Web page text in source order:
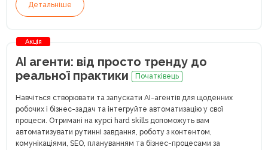
Детальніше
Акція
AI агенти: від просто тренду до
реальної практики
Початківець
Навчіться створювати та запускати AI-агентів для щоденних
робочих і бізнес-задач та інтегруйте автоматизацію у свої
процеси. Отримані на курсі hard skills допоможуть вам
автоматизувати рутинні завдання, роботу з контентом,
комунікаціями, SEO, плануванням та бізнес-процесами за